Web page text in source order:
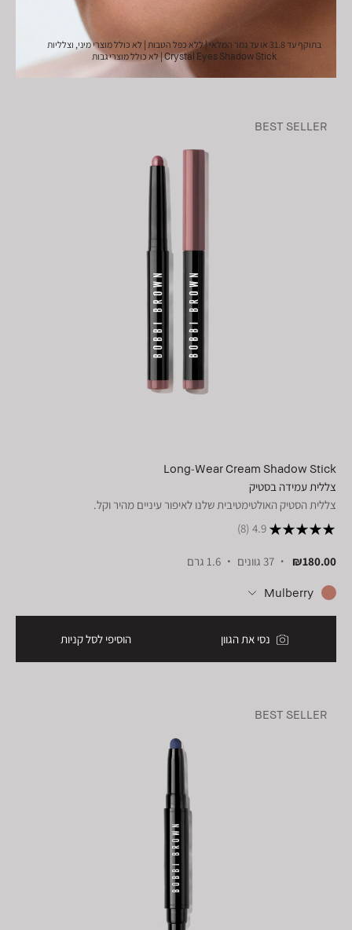
בתוקף עד 31.8 או עד גמר המלאי | ללא כפל הטבות | לא כולל מוצרי מיני, וצלליות
Crystal Eyes Shadow Stick | לא כולל מוצרי גבות
BEST SELLER
Long-Wear Cream Shadow Stick
צללית עמידה בסטיק
צללית הסטיק האולטימטיבית שלנו לאיפור עיניים מהיר וקל.
4.9
(8)
₪180.00 37 גוונים 1.6 גרם
Mulberry
נסי את הגוון הוסיפי לסל קניות
BEST SELLER